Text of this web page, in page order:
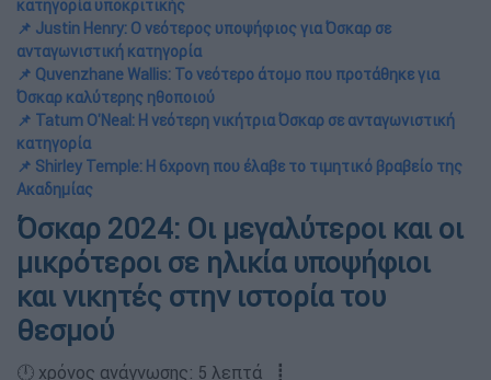
κατηγορία υποκριτικής
📌 Justin Henry: Ο νεότερος υποψήφιος για Όσκαρ σε
ανταγωνιστική κατηγορία
📌 Quvenzhane Wallis: Το νεότερο άτομο που προτάθηκε για
Όσκαρ καλύτερης ηθοποιού
📌 Tatum O'Neal: Η νεότερη νικήτρια Όσκαρ σε ανταγωνιστική
κατηγορία
📌 Shirley Temple: Η 6χρονη που έλαβε το τιμητικό βραβείο της
Ακαδημίας
Όσκαρ 2024: Oι μεγαλύτεροι και οι
μικρότεροι σε ηλικία υποψήφιοι
και νικητές στην ιστορία του
θεσμού
🕛 χρόνος ανάγνωσης: 5 λεπτά ┋